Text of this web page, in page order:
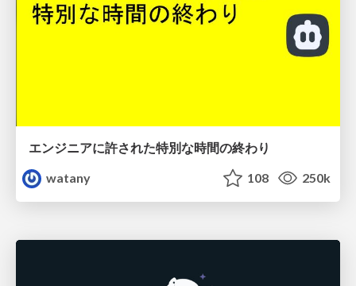
エンジニアに許された特別な時間の終わり
watany
108 250k